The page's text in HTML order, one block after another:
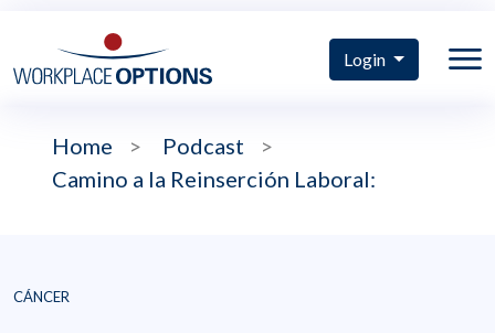
Login
Home > Podcast
>
Camino a la Reinserción Laboral:
CÁNCER